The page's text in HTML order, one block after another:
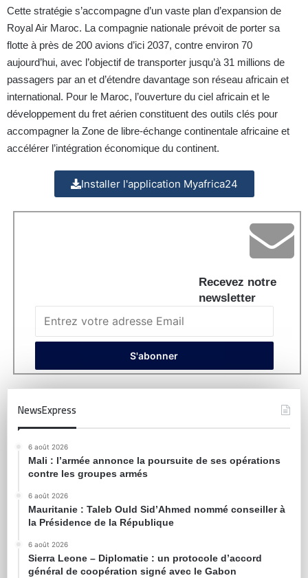
Cette stratégie s’accompagne d’un vaste plan d’expansion de
Royal Air Maroc. La compagnie nationale prévoit de porter sa
flotte à près de 200 avions d’ici 2037, contre environ 70
aujourd’hui, avec l’objectif de transporter jusqu’à 31 millions de
passagers par an et d’étendre davantage son réseau africain et
international. Pour le Maroc, l’ouverture du ciel africain et le
développement du fret aérien constituent des outils clés pour
accompagner la Zone de libre-échange continentale africaine et
accélérer l’intégration économique du continent.
Installer l'application Myafrica24
Recevez notre
newsletter
NewsExpress
6 août 2026
Mali : l’armée annonce la poursuite de ses opérations
contre les groupes armés
6 août 2026
Mauritanie : Taleb Ould Sid’Ahmed nommé conseiller à
la Présidence de la République
6 août 2026
Sierra Leone – Diplomatie : un protocole d’accord
général de coopération signé avec le Gabon